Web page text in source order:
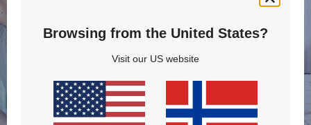
Browsing from the United States?
Visit our US website